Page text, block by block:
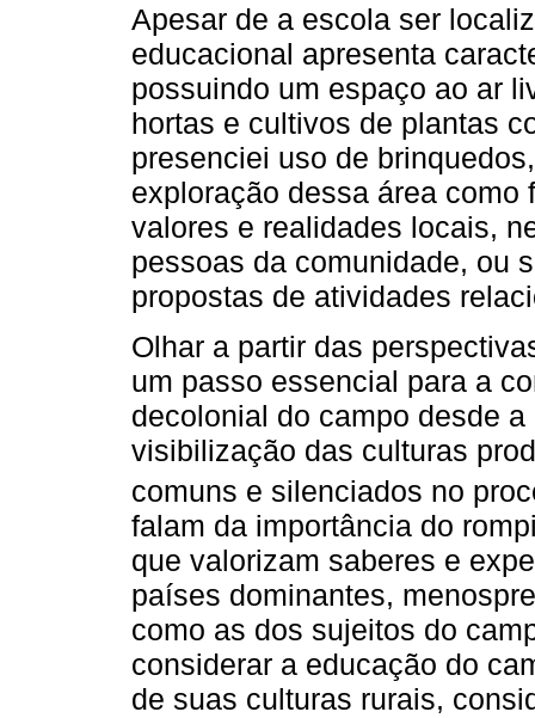
Apesar de a escola ser
educacional apresenta
possuindo um espaço ao ar
hortas e cultivos de plantas
presenciei uso de
exploração dessa área como
valores e realidades locais,
pessoas da comunidade, ou
propostas de atividades
Olhar a partir das
um passo essencial para a
decolonial do campo desde
visibilização das culturas
comuns e silenciados no
falam da importância do
que valorizam saberes e
países dominantes,
como as dos sujeitos do
considerar a educação do
de suas culturas rurais,